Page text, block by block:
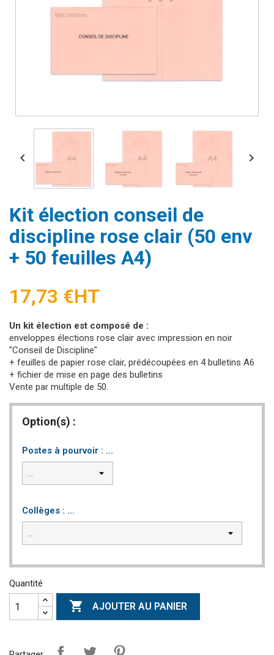
 
Kit élection conseil de
discipline rose clair (50 env
+ 50 feuilles A4)
17,73 €HT
Un kit élection est composé de :
enveloppes élections rose clair avec impression en noir
"Conseil de Discipline"
+ feuilles de papier rose clair, prédécoupées en 4 bulletins A6
+ fichier de mise en page des bulletins
Vente par multiple de 50.
Option(s) :
Postes à pourvoir : ...
Collèges : ...
Quantité
 AJOUTER AU PANIER